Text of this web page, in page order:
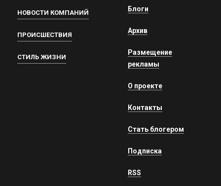
НОВОСТИ КОМПАНИЙ
ПРОИСШЕСТВИЯ
СТИЛЬ ЖИЗНИ
Блоги
Архив
Размещение
рекламы
О проекте
Контакты
Стать блогером
Подписка
RSS